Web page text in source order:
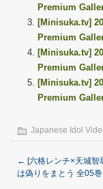
Premium
[Minisuka.tv]
Premium
[Minisuka.tv]
Premium
[Minisuka.tv]
Premium
Japanese Idol
← [六格レンチ×天城智
は偽りをまとう 全05巻